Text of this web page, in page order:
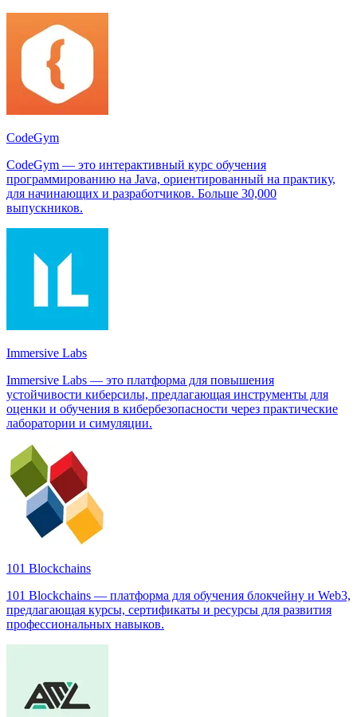
CodeGym
CodeGym — это интерактивный курс обучения
программированию на Java, ориентированный на практику,
для начинающих и разработчиков. Больше 30,000
выпускников.
Immersive Labs
Immersive Labs — это платформа для повышения
устойчивости киберсилы, предлагающая инструменты для
оценки и обучения в кибербезопасности через практические
лаборатории и симуляции.
101 Blockchains
101 Blockchains — платформа для обучения блокчейну и Web3,
предлагающая курсы, сертификаты и ресурсы для развития
профессиональных навыков.